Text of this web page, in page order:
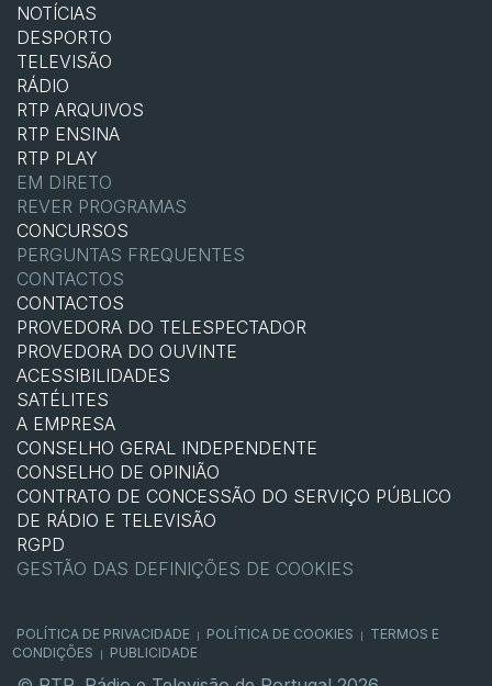
NOTÍCIAS
DESPORTO
TELEVISÃO
RÁDIO
RTP ARQUIVOS
RTP ENSINA
RTP PLAY
EM DIRETO
REVER PROGRAMAS
CONCURSOS
PERGUNTAS FREQUENTES
CONTACTOS
CONTACTOS
PROVEDORA DO TELESPECTADOR
PROVEDORA DO OUVINTE
ACESSIBILIDADES
SATÉLITES
A EMPRESA
CONSELHO GERAL INDEPENDENTE
CONSELHO DE OPINIÃO
CONTRATO DE CONCESSÃO DO SERVIÇO PÚBLICO
DE RÁDIO E TELEVISÃO
RGPD
GESTÃO DAS DEFINIÇÕES DE COOKIES
POLÍTICA DE PRIVACIDADE POLÍTICA DE COOKIES
TERMOS E
CONDIÇÕES
PUBLICIDADE